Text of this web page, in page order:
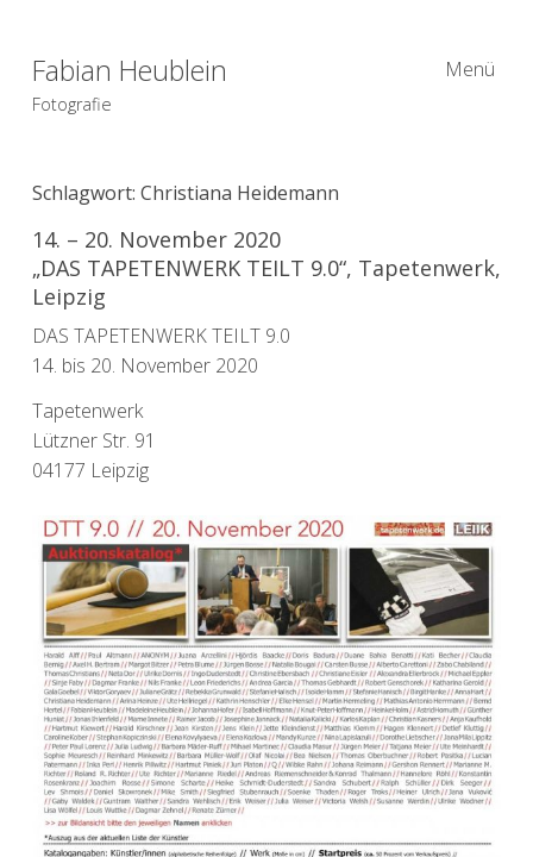
Fabian Heublein
Fotografie
Menü
Schlagwort: Christiana Heidemann
14. – 20. November 2020
„DAS TAPETENWERK TEILT 9.0“, Tapetenwerk,
Leipzig
DAS TAPETENWERK TEILT 9.0
14. bis 20. November 2020
Tapetenwerk
Lützner Str. 91
04177 Leipzig